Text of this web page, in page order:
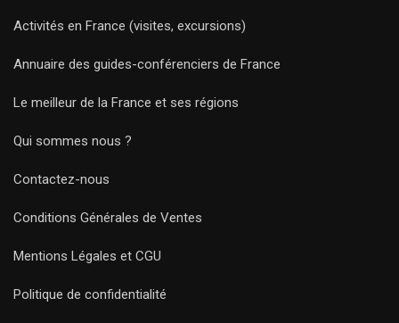
Activités en France (visites, excursions)
Annuaire des guides-conférenciers de France
Le meilleur de la France et ses régions
Qui sommes nous ?
Contactez-nous
Conditions Générales de Ventes
Mentions Légales et CGU
Politique de confidentialité